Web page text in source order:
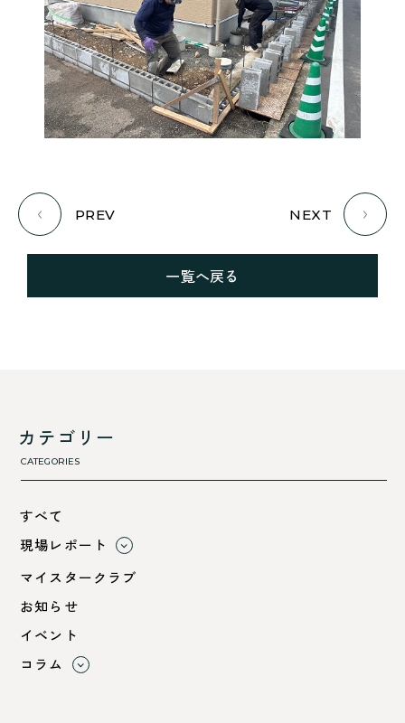
PREV NEXT
一覧へ戻る
カテゴリー
CATEGORIES
すべて
現場レポート
すべて
小浜市
舞鶴市-中
舞鶴市-東
マイスタークラブ
お知らせ
イベント
コラム